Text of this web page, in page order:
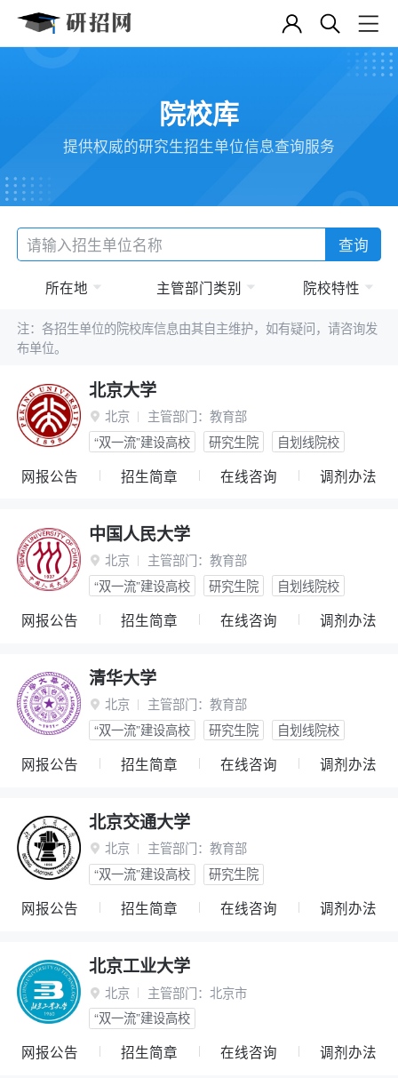
院校库
提供权威的研究生招生单位信息查询服务
查询
所在地 主管部门类别 院校特性
注：各招生单位的院校库信息由其自主维护，如有疑问，请咨询发
布单位。
北京大学
 北京 主管部门： 教育部
“双一流”建设高校
研究生院 自划线院校
网报公告 招生简章 在线咨询 调剂办法
中国人民大学
 北京 主管部门： 教育部
“双一流”建设高校
研究生院 自划线院校
网报公告 招生简章 在线咨询 调剂办法
清华大学
 北京 主管部门： 教育部
“双一流”建设高校
研究生院 自划线院校
网报公告 招生简章 在线咨询 调剂办法
北京交通大学
 北京 主管部门： 教育部
“双一流”建设高校
研究生院
网报公告 招生简章 在线咨询 调剂办法
北京工业大学
 北京 主管部门： 北京市
“双一流”建设高校
网报公告 招生简章 在线咨询 调剂办法